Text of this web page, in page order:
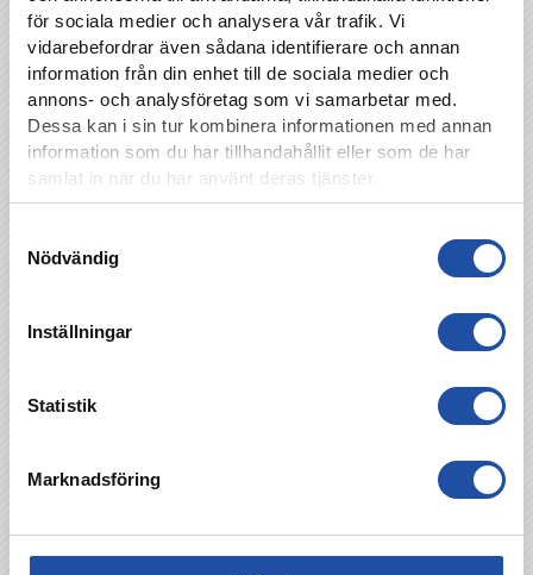
för sociala medier och analysera vår trafik. Vi
vidarebefordrar även sådana identifierare och annan
information från din enhet till de sociala medier och
annons- och analysföretag som vi samarbetar med.
Dessa kan i sin tur kombinera informationen med annan
information som du har tillhandahållit eller som de har
samlat in när du har använt deras tjänster.
Nödvändig
Inställningar
Statistik
Marknadsföring